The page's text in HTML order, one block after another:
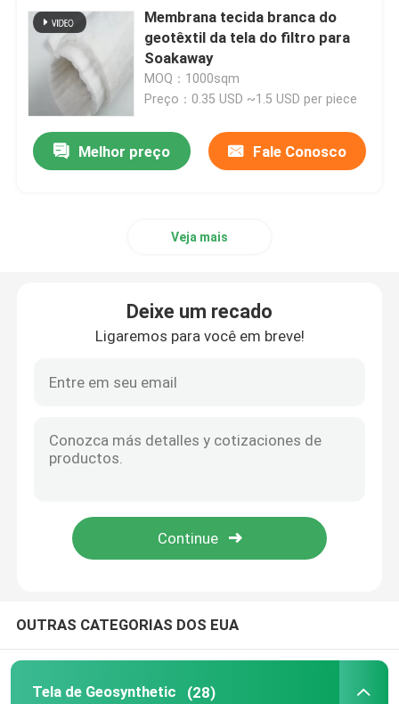
vídeos
Membrana tecida branca do
geotêxtil da tela do filtro para
Soakaway
MOQ：1000sqm
Preço：0.35 USD ~1.5 USD per piece
Melhor preço Fale Conosco
Veja mais
Deixe um recado
Ligaremos para você em breve!
OUTRAS CATEGORIAS DOS EUA
Tela de Geosynthetic (28)